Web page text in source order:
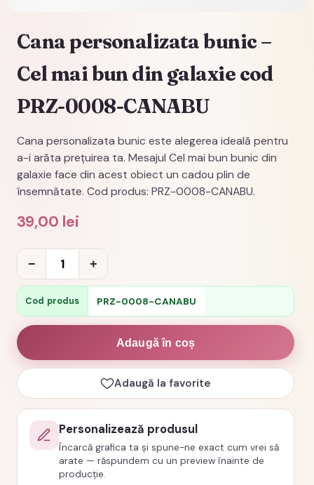
Cana personalizata bunic –
Cel mai bun din galaxie cod
PRZ-0008-CANABU
Cana personalizata bunic este alegerea ideală pentru
a-i arăta prețuirea ta. Mesajul Cel mai bun bunic din
galaxie face din acest obiect un cadou plin de
însemnătate. Cod produs: PRZ-0008-CANABU.
39,00 lei
−
Cantitate
Cana
personalizata
bunic
-
Cel
mai
bun
din
galaxie
cod
+
Cod produs PRZ-0008-CANABU
Adaugă în coș
Adaugă la favorite
Personalizează produsul
Încarcă grafica ta și spune-ne exact cum vrei să
arate — răspundem cu un preview înainte de
producție.